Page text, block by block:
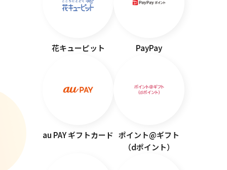
花キューピット PayPay
au PAY ギフトカード ポイント@ギフト
（dポイント）